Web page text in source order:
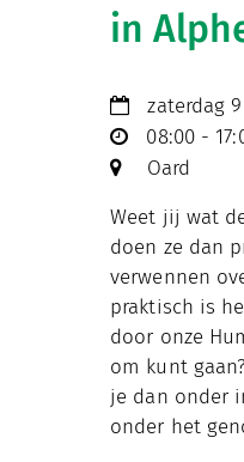
in
zaterdag
08:00 -
Oard
Weet jij wat
doen ze dan
verwennen
praktisch is
door onze
om kunt
je dan onder
onder het